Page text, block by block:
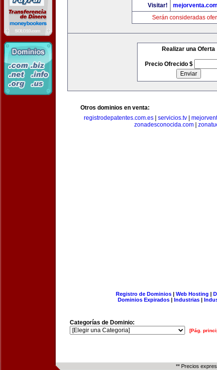
Visitar!
Serán consideradas
Realizar una Oferta
Precio Ofrecido $
Otros dominios en venta:
registrodepatentes.com.es
servicios.tv
zonadesconocida.com|
Registro de Dominios| Web Hosting |
Dominios Expirados | Industrias |
Categorías de Dominio:
[Pág.
** Precios